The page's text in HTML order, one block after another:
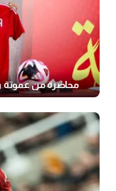
محاضرة من عموتة